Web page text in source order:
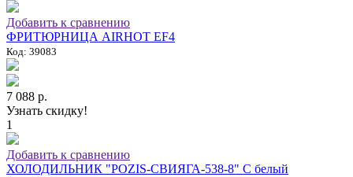
Добавить к сравнению
ФРИТЮРНИЦА AIRHOT EF4
Код: 39083
7 088 р.
Узнать скидку!
1
Добавить к сравнению
ХОЛОДИЛЬНИК "POZIS-СВИЯГА-538-8" C белый